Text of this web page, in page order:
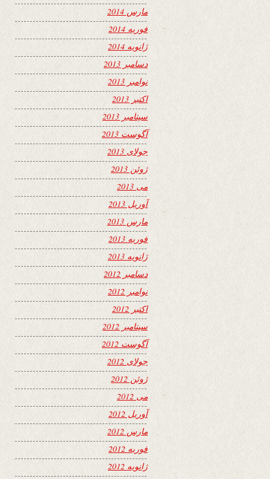
مارس 2014
فوریه 2014
ژانویه 2014
دسامبر 2013
نوامبر 2013
اکتبر 2013
سپتامبر 2013
آگوست 2013
جولای 2013
ژوئن 2013
می 2013
آوریل 2013
مارس 2013
فوریه 2013
ژانویه 2013
دسامبر 2012
نوامبر 2012
اکتبر 2012
سپتامبر 2012
آگوست 2012
جولای 2012
ژوئن 2012
می 2012
آوریل 2012
مارس 2012
فوریه 2012
ژانویه 2012